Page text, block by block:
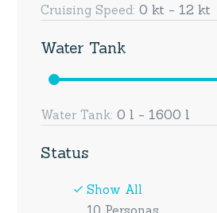
Cruising Speed: 0 kt - 12 kt
Water Tank
Water Tank: 0 l - 1600 l
Status
Show All